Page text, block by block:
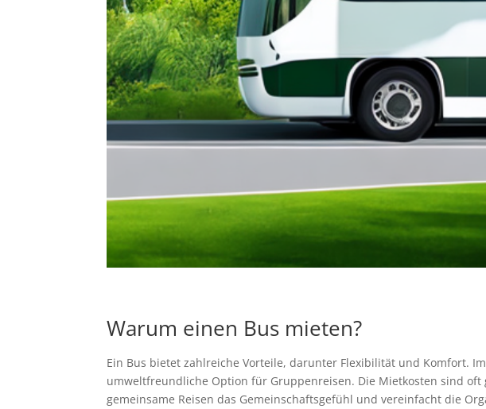
Warum einen Bus mieten?
Ein Bus bietet zahlreiche Vorteile, darunter Flexibilität und Komfort.
umweltfreundliche Option für Gruppenreisen. Die Mietkosten sind
gemeinsame Reisen das Gemeinschaftsgefühl und vereinfacht die